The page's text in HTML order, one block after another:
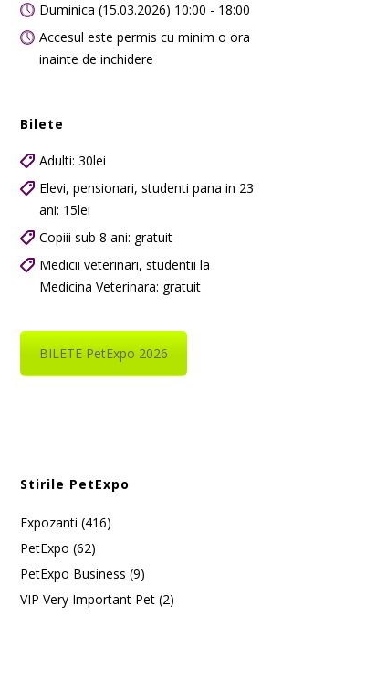
Duminica (15.03.2026) 10:00 - 18:00
Accesul este permis cu minim o ora
inainte de inchidere
Bilete
Adulti: 30lei
Elevi, pensionari, studenti pana in 23
ani: 15lei
Copiii sub 8 ani: gratuit
Medicii veterinari, studentii la
Medicina Veterinara: gratuit
BILETE PetExpo 2026
Stirile PetExpo
Expozanti (416)
PetExpo (62)
PetExpo Business (9)
VIP Very Important Pet (2)